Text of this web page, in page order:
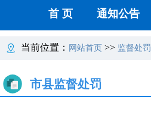
首 页 通知公告
当前位置： 网站首页 >> 监督处罚
市县监督处罚